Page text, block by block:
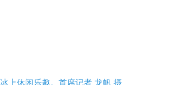
上休闲乐趣。首席记者 龙帆 摄